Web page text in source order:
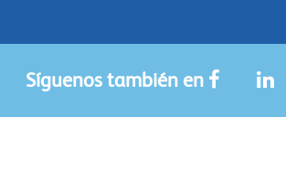
Síguenos también en